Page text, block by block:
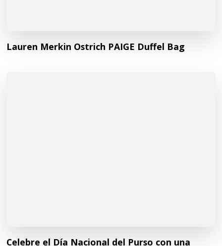
Lauren Merkin Ostrich PAIGE Duffel Bag
Celebre el Día Nacional del Purso con una